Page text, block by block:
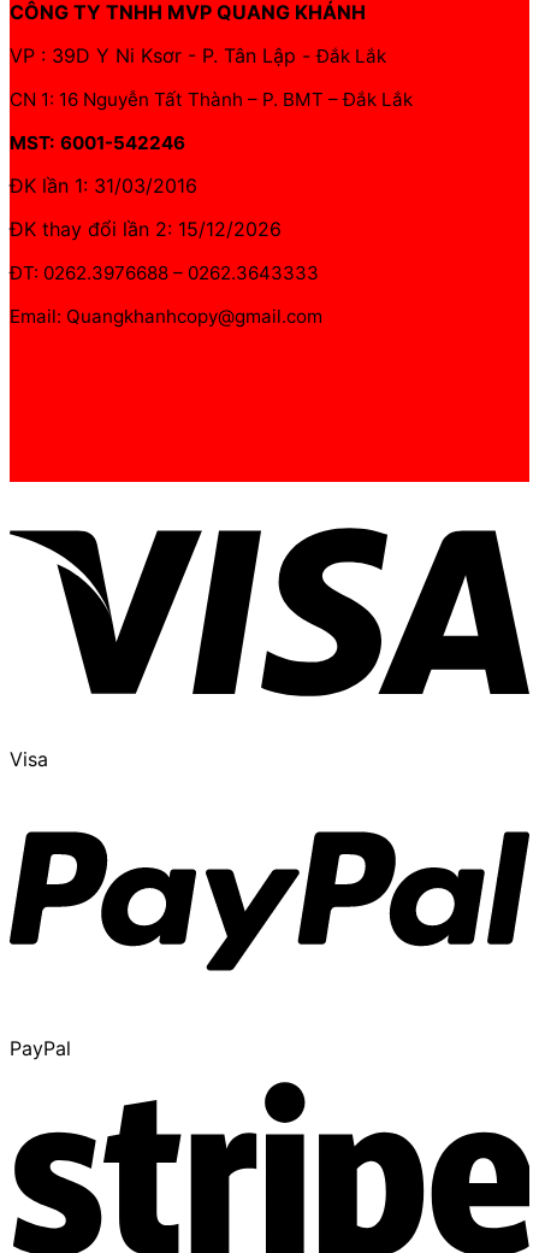
CÔNG TY TNHH MVP QUANG KHÁNH
VP : 39D Y Ni Ksơr - P. Tân Lập -Đắk Lắk
CN 1: 16 Nguyễn Tất Thành – P. BMT – Đắk Lắk
MST: 6001-542246
ĐK lần 1: 31/03/2016
ĐK thay đổi lần 2: 15/12/2026
ĐT: 0262.3976688 – 0262.3643333
Email: Quangkhanhcopy@gmail.com
Visa
PayPal